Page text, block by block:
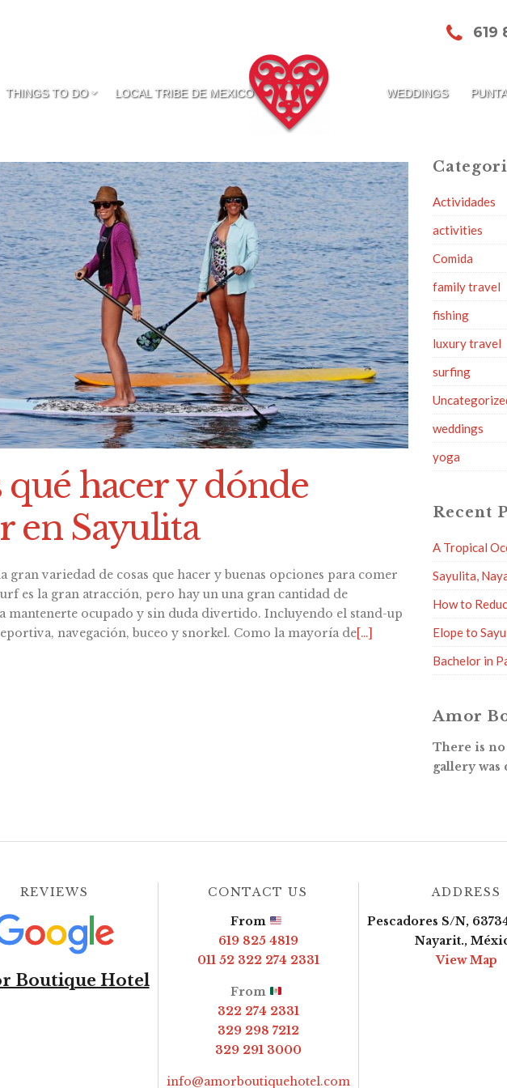
619
THINGS TO DO LOCAL TRIBE DE MEXICO WEDDINGS
qué hacer y dónde
en Sayulita
gran variedad de cosas que hacer y buenas opciones para comer
es la gran atracción, pero hay un una gran cantidad de
mantenerte ocupado y sin duda divertido. Incluyendo el stand-up
navegación, buceo y snorkel. Como la mayoría de[…]
Actividades
activities
Comida
family travel
fishing
luxury travel
surfing
weddings
yoga
Recent
A Tropical
Sayulita,
How to
Elope to
Bachelor in
Amor
There is
gallery was
REVIEWS
Boutique Hotel
CONTACT US
From
619 825 4819
011 52 322 274 2331
From
322 274 2331
329 298 7212
329 291 3000
info@amorboutiquehotel.com
ADDRESS
Pescadores S/N,
Nayarit.,
View Map